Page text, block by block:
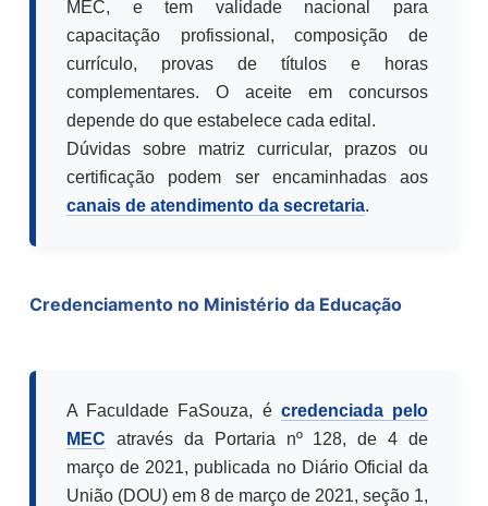
MEC, e tem validade nacional para
capacitação profissional, composição de
currículo, provas de títulos e horas
complementares. O aceite em concursos
depende do que estabelece cada edital.
Dúvidas sobre matriz curricular, prazos ou
certificação podem ser encaminhadas aos
canais de atendimento da secretaria.
Credenciamento no Ministério da Educação
A Faculdade FaSouza, é credenciada pelo
MEC através da Portaria nº 128, de 4 de
março de 2021, publicada no Diário Oficial da
União (DOU) em 8 de março de 2021, seção 1,